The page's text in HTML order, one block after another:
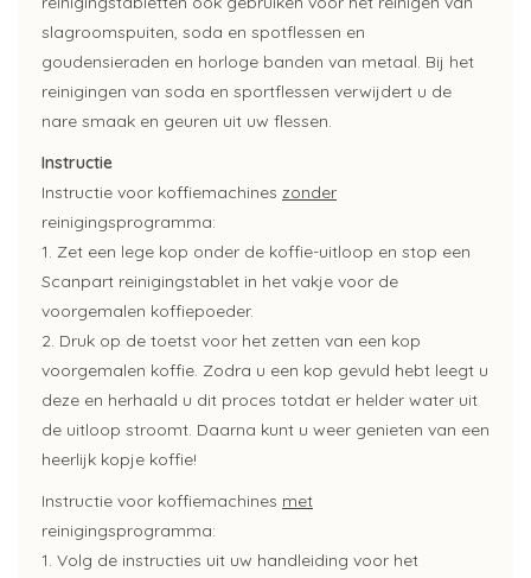
slagroomspuiten, soda en spotflessen en
goudensieraden en horloge banden van metaal. Bij het
reinigingen van soda en sportflessen verwijdert u de
nare smaak en geuren uit uw flessen.
Instructie
Instructie voor koffiemachines zonder
reinigingsprogramma:
1. Zet een lege kop onder de koffie-uitloop en stop een
Scanpart reinigingstablet in het vakje voor de
voorgemalen koffiepoeder.
2. Druk op de toetst voor het zetten van een kop
voorgemalen koffie. Zodra u een kop gevuld hebt leegt u
deze en herhaald u dit proces totdat er helder water uit
de uitloop stroomt. Daarna kunt u weer genieten van een
heerlijk kopje koffie!
Instructie voor koffiemachines met
reinigingsprogramma:
1. Volg de instructies uit uw handleiding voor het